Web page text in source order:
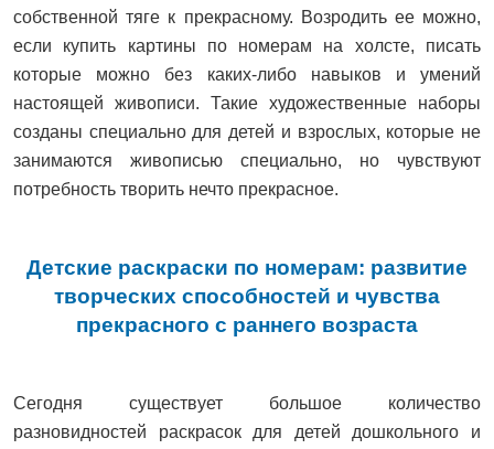
собственной тяге к прекрасному. Возродить ее можно,
если купить картины по номерам на холсте, писать
которые можно без каких-либо навыков и умений
настоящей живописи. Такие художественные наборы
созданы специально для детей и взрослых, которые не
занимаются живописью специально, но чувствуют
потребность творить нечто прекрасное.
Детские раскраски по номерам: развитие
творческих способностей и чувства
прекрасного с раннего возраста
Сегодня существует большое количество
разновидностей раскрасок для детей дошкольного и